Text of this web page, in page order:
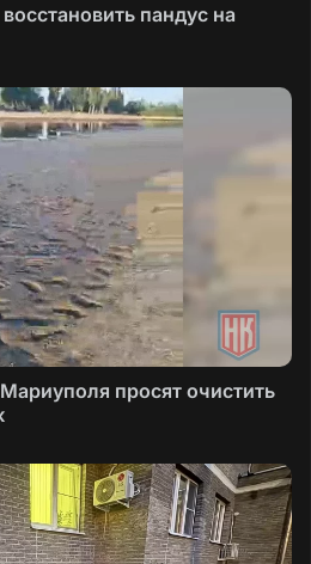
пандус на
просят очистить